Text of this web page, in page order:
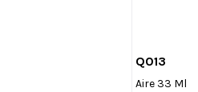
Q013
Aire 33 Ml